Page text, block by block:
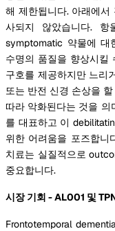
해 제한됩니다. 아래에
사되지 않았습니다.
symptomatic 약물에 대
수명의 품질을 향상시킬
구호를 제공하지만 느리
또는 반전 신경 손상을
따라 악화된다는 것을
를 대표하고 이
위한 어려움을 포즈합니
치료는 실질적으로
중요합니다.
시장 기회 - AL001 및
Frontotemporal